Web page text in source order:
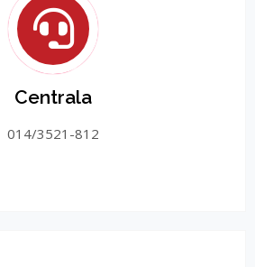
Centrala
014/3521-812